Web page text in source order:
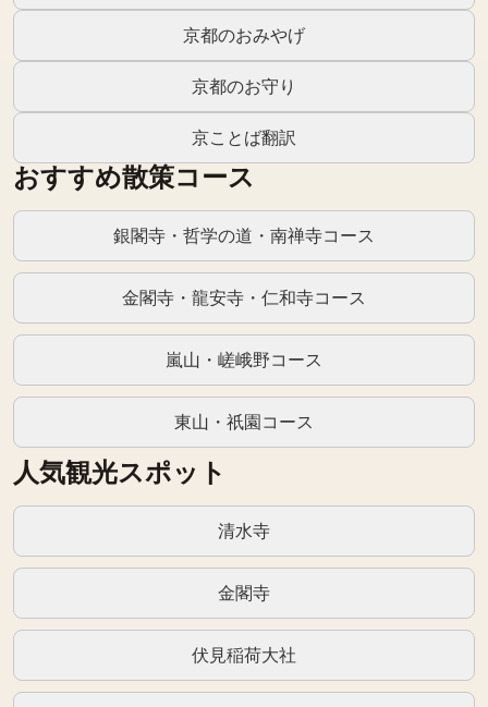
京都のおみやげ
京都のお守り
京ことば翻訳
おすすめ散策コース
銀閣寺・哲学の道・南禅寺コース
金閣寺・龍安寺・仁和寺コース
嵐山・嵯峨野コース
東山・祇園コース
人気観光スポット
清水寺
金閣寺
伏見稲荷大社